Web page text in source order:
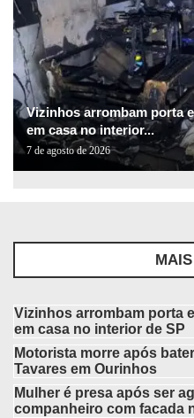
Vizinhos arrombam porta
em casa no interior...
7 de agosto de 2026
Vizinhos arrombam porta
em casa no interior de SP
Motorista morre após
Tavares em Ourinhos
Mulher é presa após ser
companheiro com facada